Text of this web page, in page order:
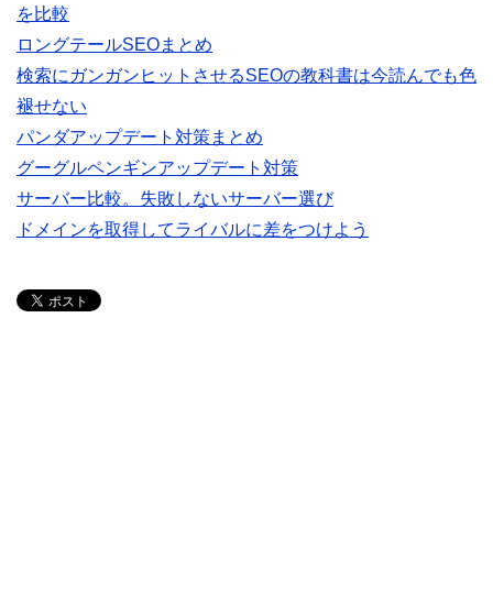
を比較
ロングテールSEOまとめ
検索にガンガンヒットさせるSEOの教科書は今読んでも色
褪せない
パンダアップデート対策まとめ
グーグルペンギンアップデート対策
サーバー比較。失敗しないサーバー選び
ドメインを取得してライバルに差をつけよう